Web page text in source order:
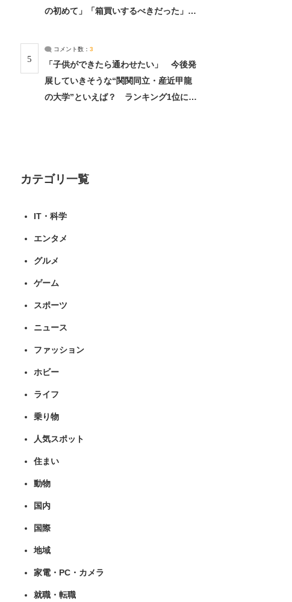
の初めて」「箱買いするべきだった」
5
コメント数： 3
「子供ができたら通わせたい」 今後発
展していきそうな“関関同立・産近甲龍
の大学”といえば？ ランキング1位に学
カテゴリ一覧
IT・科学
エンタメ
グルメ
ゲーム
スポーツ
ニュース
ファッション
ホビー
ライフ
乗り物
人気スポット
住まい
動物
国内
国際
地域
家電・PC・カメラ
就職・転職